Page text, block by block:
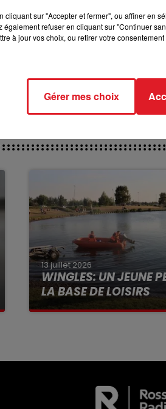
besoin de cet hippodrome
course.
13 juillet 2026
WINGLES: UN JEUNE
LA BASE DE LOISIRS
La victime a coulé à pic
cliquant sur "Accepter et fermer", ou affiner en
également refuser en cliquant sur "Continuer
à jour vos choix, ou retirer votre
Gérer mes choix